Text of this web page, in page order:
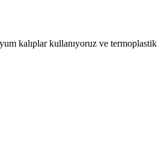
kalıplar kullanıyoruz ve termoplastik